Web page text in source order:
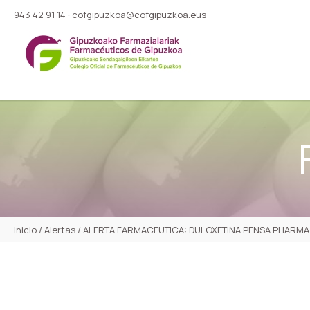
943 42 91 14 · cofgipuzkoa@cofgipuzkoa.eus
Inicio / Alertas / ALERTA FARMACEUTICA: DULOXETINA PENSA